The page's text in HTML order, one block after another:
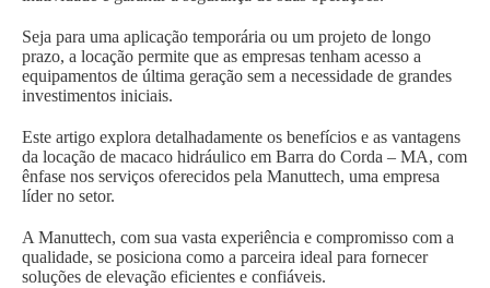
Seja para uma aplicação temporária ou um projeto de longo
prazo, a locação permite que as empresas tenham acesso a
equipamentos de última geração sem a necessidade de grandes
investimentos iniciais.
Este artigo explora detalhadamente os benefícios e as vantagens
da locação de macaco hidráulico em Barra do Corda – MA, com
ênfase nos serviços oferecidos pela Manuttech, uma empresa
líder no setor.
A Manuttech, com sua vasta experiência e compromisso com a
qualidade, se posiciona como a parceira ideal para fornecer
soluções de elevação eficientes e confiáveis.